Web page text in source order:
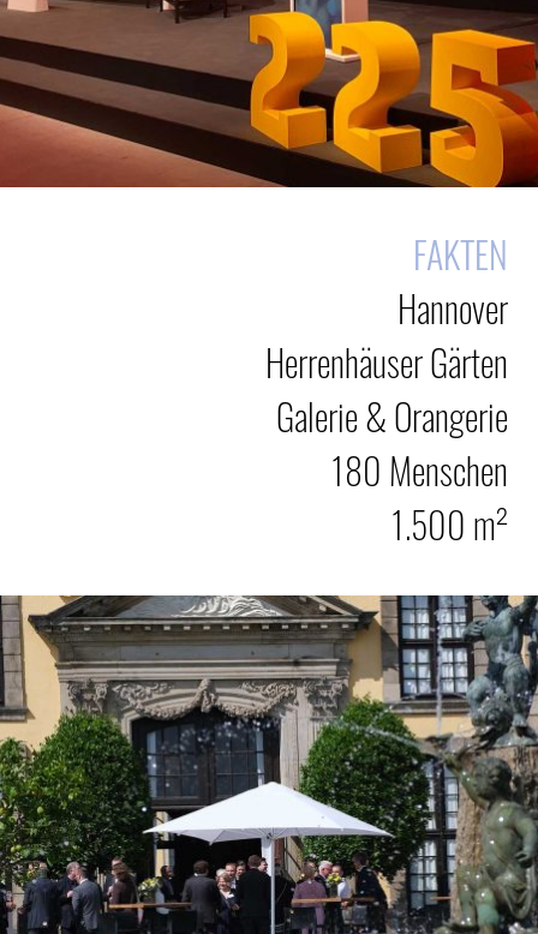
FAKTEN
Hannover
Herrenhäuser Gärten
Galerie & Orangerie
180 Menschen
1.500 m²